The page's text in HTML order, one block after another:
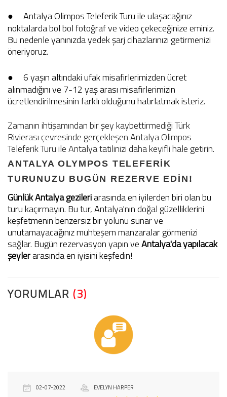
●
Antalya Olimpos Teleferik Turu ile ulaşacağınız
noktalarda bol bol fotoğraf ve video çekeceğinize eminiz.
Bu nedenle yanınızda yedek şarj cihazlarınızı getirmenizi
öneriyoruz.
●
6 yaşın altındaki ufak misafirlerimizden ücret
alınmadığını ve 7-12 yaş arası misafirlerimizin
ücretlendirilmesinin farklı olduğunu hatırlatmak isteriz.
Zamanın ihtişamından bir şey kaybettirmediği Türk
Rivierası çevresinde gerçekleşen Antalya Olimpos
Teleferik Turu ile Antalya tatilinizi daha keyifli hale getirin.
ANTALYA OLYMPOS TELEFERİK
TURUNUZU BUGÜN REZERVE EDİN!
Günlük Antalya gezileriarasında en iyilerden biri olan bu
turu kaçırmayın. Bu tur, Antalya'nın doğal güzelliklerini
keşfetmenin benzersiz bir yolunu sunar ve
unutamayacağınız muhteşem manzaralar görmenizi
sağlar. Bugün rezervasyon yapın veAntalya'da yapılacak
şeylerarasında en iyisini keşfedin!
YORUMLAR (3)
02-07-2022 EVELYN HARPER